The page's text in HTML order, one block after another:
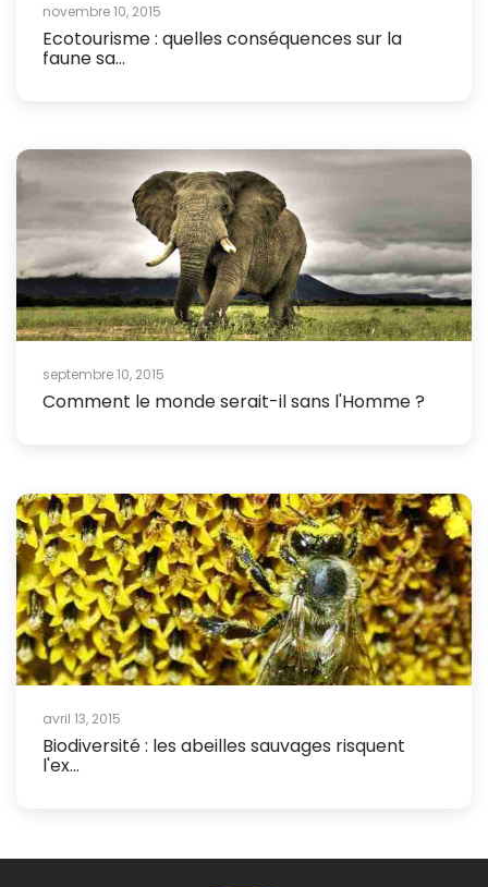
novembre 10, 2015
Ecotourisme : quelles conséquences sur la
faune sa...
septembre 10, 2015
Comment le monde serait-il sans l'Homme ?
avril 13, 2015
Biodiversité : les abeilles sauvages risquent
l'ex...